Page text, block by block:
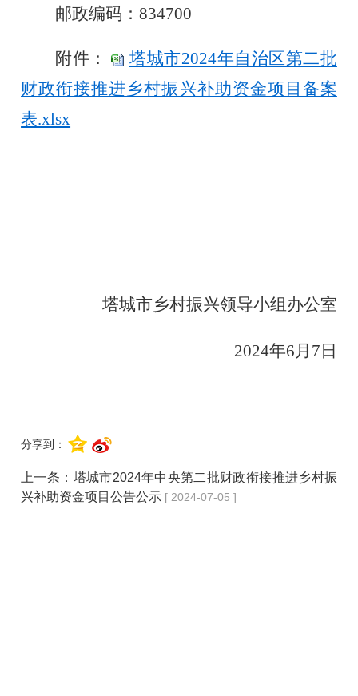
邮政编码：834700
附件：
塔城市2024年自治区第二批
财政衔接推进乡村振兴补助资金项目备案
表.xlsx
塔城市乡村振兴领导小组办公室
2024年6 月 7 日
分享到：
上一条： 塔城市2024年中央第二批财政衔接推进乡村振
兴补助资金项目公告公示 [ 2024-07-05 ]